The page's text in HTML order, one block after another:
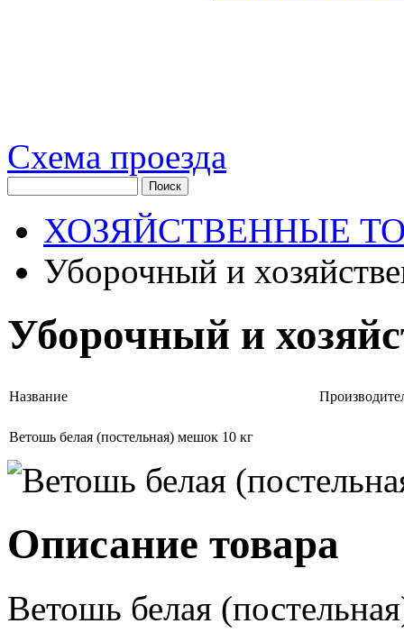
Схема проезда
ХОЗЯЙСТВЕННЫЕ
Уборочный и
Уборочный и
Название
Ветошь белая (постельная) мешок 10 кг
Описание товара
Ветошь белая